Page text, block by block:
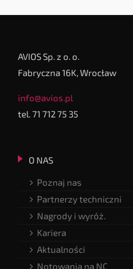
AVIOS Sp. z o. o.
Fabryczna 16K, Wrocław
info@avios.pl
tel. 71 712 75 35
O NAS
Poznaj nas
Partnerzy techniczni
Nagrody i wyróż.
Kariera
Aktualności
Notowania na NC